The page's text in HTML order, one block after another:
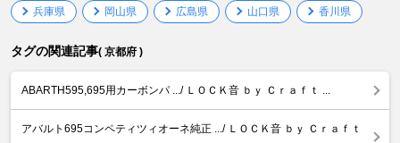
兵庫県 岡山県 広島県 山口県 香川県
タグの関連記事( 京都府 )
ABARTH595,695用カーボンパ .../ ＬＯＣＫ音 ｂｙ Ｃｒａｆｔ ...
アバルト695コンペティツィオーネ純正 .../ ＬＯＣＫ音 ｂｙ Ｃｒａｆｔ